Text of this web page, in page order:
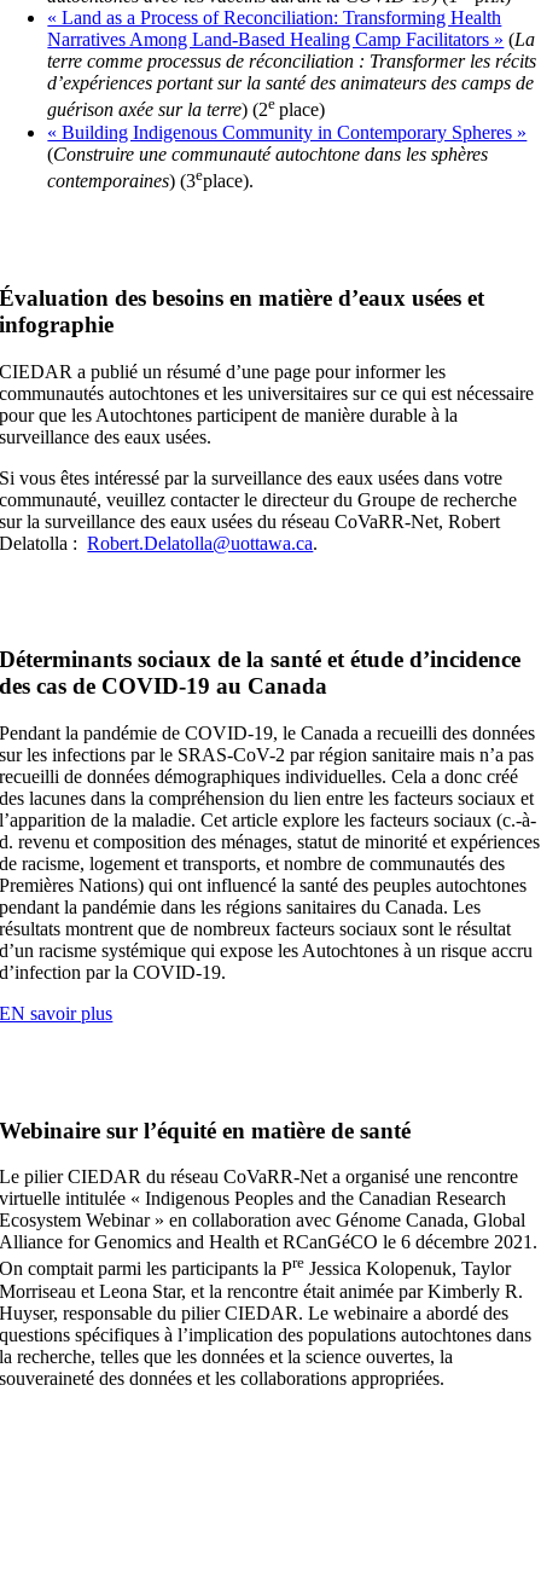
« Land as a Process of Reconciliation: Transforming Health
Narratives Among Land-Based Healing Camp Facilitators » (La
terre comme processus de réconciliation : Transformer les récits
d’expériences portant sur la santé des animateurs des camps de
guérison axée sur la terre) (2eplace)
« Building Indigenous Community in Contemporary Spheres »
(Construire une communauté autochtone dans les sphères
contemporaines) (3eplace).
Évaluation des besoins en matière d’eaux usées et
infographie
CIEDAR a publié un résumé d’une page pour informer les
communautés autochtones et les universitaires sur ce qui est nécessaire
pour que les Autochtones participent de manière durable à la
surveillance des eaux usées.
Si vous êtes intéressé par la surveillance des eaux usées dans votre
communauté, veuillez contacter le directeur du Groupe de recherche
sur la surveillance des eaux usées du réseau CoVaRR-Net, Robert
Delatolla :Robert.Delatolla@uottawa.ca.
Déterminants sociaux de la santé et étude d’incidence
des cas de COVID-19 au Canada
Pendant la pandémie de COVID-19, le Canada a recueilli des données
sur les infections par le SRAS-CoV-2 par région sanitaire mais n’a pas
recueilli de données démographiques individuelles. Cela a donc créé
des lacunes dans la compréhension du lien entre les facteurs sociaux et
l’apparition de la maladie. Cet article explore les facteurs sociaux (c.-à-
d. revenu et composition des ménages, statut de minorité et expériences
de racisme, logement et transports, et nombre de communautés des
Premières Nations) qui ont influencé la santé des peuples autochtones
pendant la pandémie dans les régions sanitaires du Canada. Les
résultats montrent que de nombreux facteurs sociaux sont le résultat
d’un racisme systémique qui expose les Autochtones à un risque accru
d’infection par la COVID-19.
EN savoir plus
Webinaire sur l’équité en matière de santé
Le pilier CIEDAR du réseau CoVaRR-Net a organisé une rencontre
virtuelle intitulée « Indigenous Peoples and the Canadian Research
Ecosystem Webinar » en collaboration avec Génome Canada, Global
Alliance for Genomics and Health et RCanGéCO le 6 décembre 2021.
On comptait parmi les participants la Pre Jessica Kolopenuk, Taylor
Morriseau et Leona Star, et la rencontre était animée par Kimberly R.
Huyser, responsable du pilier CIEDAR. Le webinaire a abordé des
questions spécifiques à l’implication des populations autochtones dans
la recherche, telles que les données et la science ouvertes, la
souveraineté des données et les collaborations appropriées.